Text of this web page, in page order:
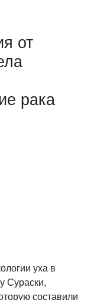
от
рака
уха в
Сураски,
составили